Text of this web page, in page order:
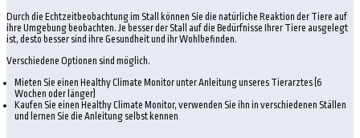
Durch die Echtzeitbeobachtung im Stall können Sie die natürliche Reaktion der Tiere auf
ihre Umgebung beobachten. Je besser der Stall auf die Bedürfnisse Ihrer Tiere ausgelegt
ist, desto besser sind ihre Gesundheit und ihr Wohlbefinden.
Verschiedene Optionen sind möglich.
Mieten Sie einen Healthy Climate Monitor unter Anleitung unseres Tierarztes (6
Wochen oder länger)
Kaufen Sie einen Healthy Climate Monitor, verwenden Sie ihn in verschiedenen Ställen
und lernen Sie die Anleitung selbst kennen